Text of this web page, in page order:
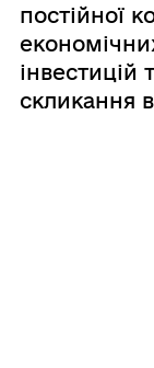
постійної
інвестицій
скликання